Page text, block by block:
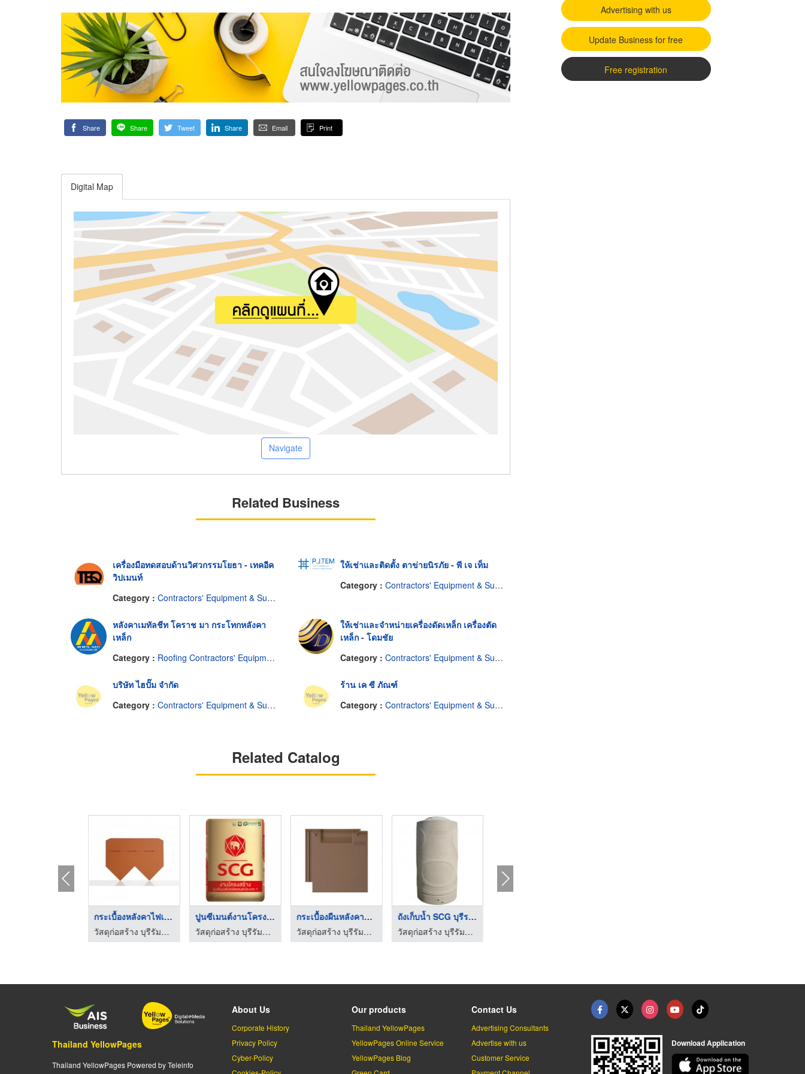
Share Share Tweet Share Email Print
Digital Map
Navigate
Related Business
เครื่องมือทดสอบด้านวิศวกรรมโยธา - เทคอีค
วิปเมนท์
Category : Contractors' Equipment & Supplies
ให้เช่าและติดตั้ง ตาข่ายนิรภัย - พี เจ เท็ม
Category : Contractors' Equipment & Supplies-Renting
หลังคาเมทัลชีท โคราช มา กระโทกหลังคา
เหล็ก
Category : Roofing Contractors' Equipment & Supplies
ให้เช่าและจำหน่ายเครื่องดัดเหล็ก เครื่องตัด
เหล็ก - โดมชัย
Category : Contractors' Equipment & Supplies-Renting
บริษัท ไฮปั๊ม จำกัด
Category : Contractors' Equipment & Supplies
ร้าน เค ซี ภัณฑ์
Category : Contractors' Equipment & Supplies
Related Catalog
กระเบื้องหลังคาไฟเบอ ...
วัสดุก่อสร้าง บุรีรัมย์ - บุรีรัมย์นำโชค
ปูนซีเมนต์งานโครงสร้ ...
วัสดุก่อสร้าง บุรีรัมย์ - บุรีรัมย์นำโชค
กระเบื้องผืนหลังคาคอ ...
วัสดุก่อสร้าง บุรีรัมย์ - บุรีรัมย์นำโชค
ถังเก็บน้ำ SCG บุรีร ...
วัสดุก่อสร้าง บุรีรัมย์ - บุรีรัมย์นำโชค
Advertising with us
Update Business for free
Free registration
Thailand YellowPages
Thailand YellowPages Powered by Teleinfo
About Us
Corporate History
Privacy Policy
Cyber-Policy
Our products
Thailand YellowPages
YellowPages Online Service
YellowPages Blog
Contact Us
Advertising Consultants
Advertise with us
Customer Service
Download Application